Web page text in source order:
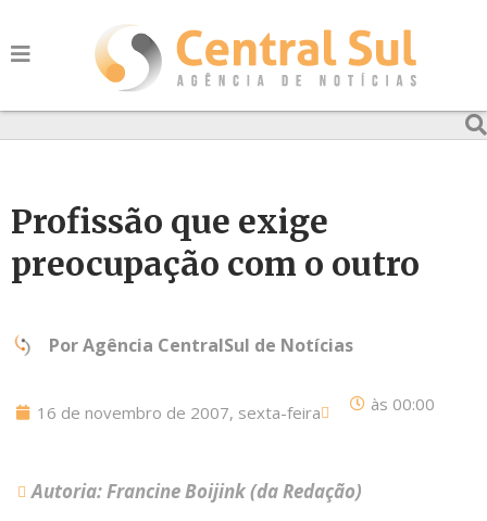
Profissão que exige
preocupação com o outro
PorAgência CentralSul de Notícias
16 de novembro de 2007, sexta-feira às 00:00
Autoria: Francine Boijink (da Redação)